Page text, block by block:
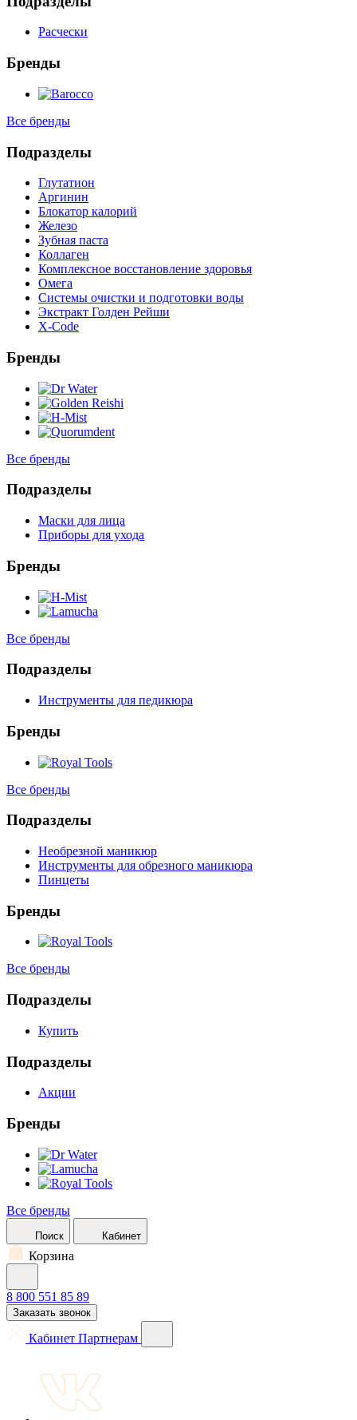
Расчески
Бренды
Все бренды
Подразделы
Глутатион
Аргинин
Блокатор калорий
Железо
Зубная паста
Коллаген
Комплексное восстановление здоровья
Омега
Системы очистки и подготовки воды
Экстракт Голден Рейши
X-Code
Бренды
Все бренды
Подразделы
Маски для лица
Приборы для ухода
Бренды
Все бренды
Подразделы
Инструменты для педикюра
Бренды
Все бренды
Подразделы
Необрезной маникюр
Инструменты для обрезного маникюра
Пинцеты
Бренды
Все бренды
Подразделы
Купить
Подразделы
Акции
Бренды
Все бренды
Поиск Кабинет
Корзина
8 800 551 85 89
Заказать звонок
Кабинет Партнерам